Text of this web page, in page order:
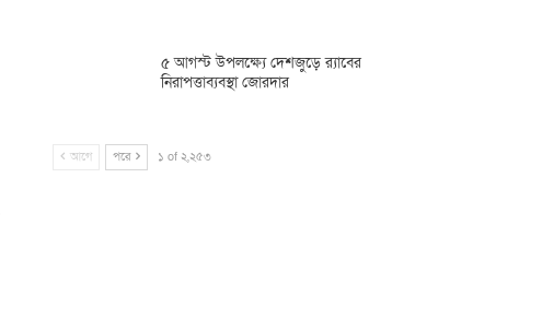
৫ আগস্ট উপলক্ষ্যে দেশজুড়ে র‌্যাবের
নিরাপত্তাব্যবস্থা জোরদার
আগে পরে ১ of ২,২৫৩